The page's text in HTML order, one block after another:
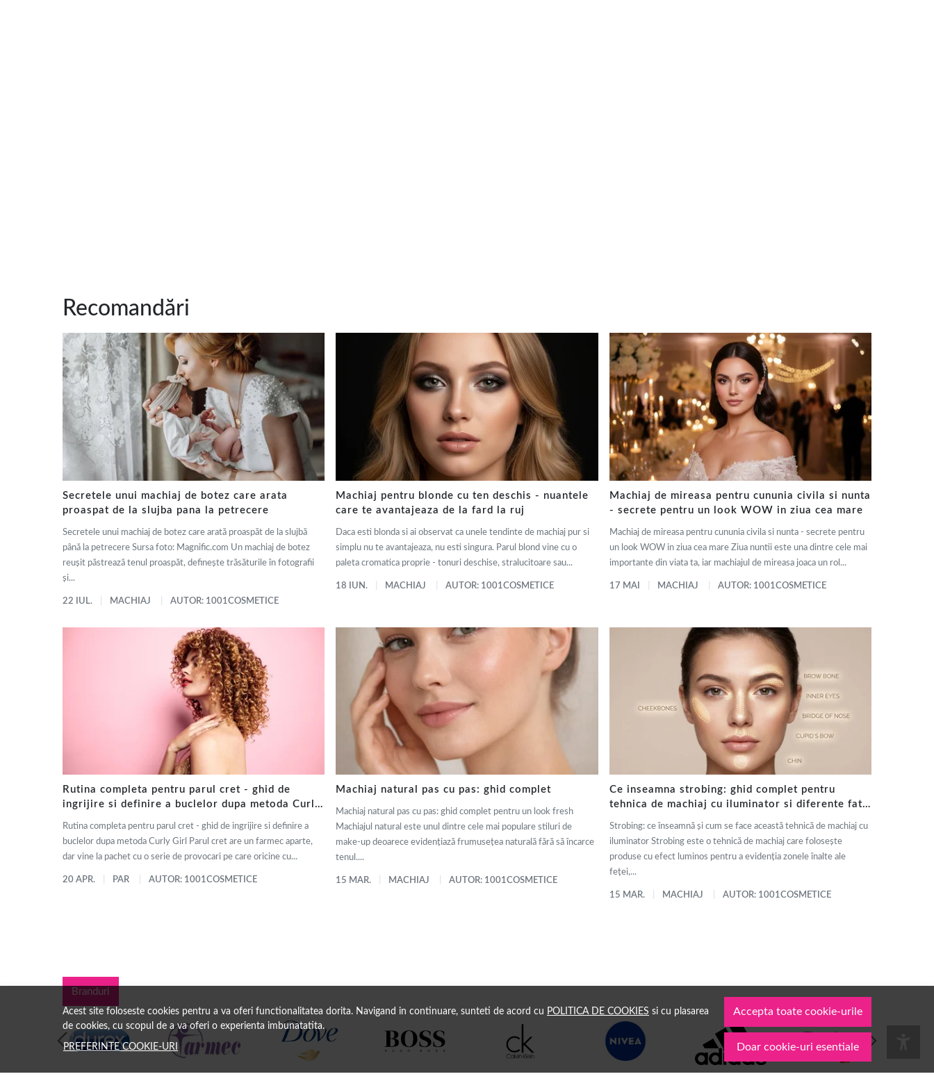
Acest site foloseste cookies pentru a va oferi functionalitatea dorita. Navigand in continuare, sunteti de acord cu POLITICA DE COOKIES si cu plasarea
de cookies, cu scopul de a va oferi o experienta imbunatatita.
PREFERINTE COOKIE-URI
Accepta toate cookie-urile
Doar cookie-uri esentiale
Recomandări
Secretele unui machiaj de botez care arata
proaspat de la slujba pana la petrecere
Secretele unui machiaj de botez care arată proaspăt de la slujbă
până la petrecere Sursa foto: Magnific.com Un machiaj de botez
reușit păstrează tenul proaspăt, definește trăsăturile în fotografii
și...
22 IUL. MACHIAJ AUTOR: 1001COSMETICE
Machiaj pentru blonde cu ten deschis - nuantele
care te avantajeaza de la fard la ruj
Daca esti blonda si ai observat ca unele tendinte de machiaj pur si
simplu nu te avantajeaza, nu esti singura. Parul blond vine cu o
paleta cromatica proprie - tonuri deschise, stralucitoare sau...
18 IUN. MACHIAJ AUTOR: 1001COSMETICE
Machiaj de mireasa pentru cununia civila si nunta
- secrete pentru un look WOW in ziua cea mare
Machiaj de mireasa pentru cununia civila si nunta - secrete pentru
un look WOW in ziua cea mare Ziua nuntii este una dintre cele mai
importante din viata ta, iar machiajul de mireasa joaca un rol...
17 MAI MACHIAJ AUTOR: 1001COSMETICE
Rutina completa pentru parul cret - ghid de
ingrijire si definire a buclelor dupa metoda Curly
Rutina completa pentru parul cret - ghid de ingrijire si definire a
buclelor dupa metoda Curly Girl Parul cret are un farmec aparte,
dar vine la pachet cu o serie de provocari pe care oricine cu...
20 APR. PAR AUTOR: 1001COSMETICE
Machiaj natural pas cu pas: ghid complet
Machiaj natural pas cu pas: ghid complet pentru un look fresh
Machiajul natural este unul dintre cele mai populare stiluri de
make-up deoarece evidențiază frumusețea naturală fără să încarce
tenul....
15 MAR. MACHIAJ AUTOR: 1001COSMETICE
Ce inseamna strobing: ghid complet pentru
tehnica de machiaj cu iluminator si diferente fata
Strobing: ce înseamnă și cum se face această tehnică de machiaj cu
iluminator Strobing este o tehnică de machiaj care folosește
produse cu efect luminos pentru a evidenția zonele înalte ale
feței,...
15 MAR. MACHIAJ AUTOR: 1001COSMETICE
Branduri